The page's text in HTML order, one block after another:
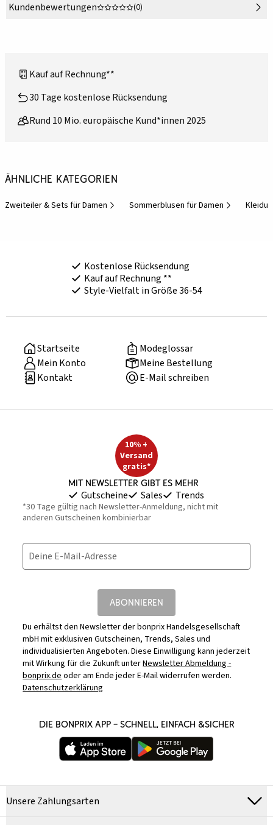
Kundenbewertungen
(0)
Kauf auf Rechnung**
30 Tage kostenlose Rücksendung
Rund 10 Mio. europäische Kund*innen 2025
Ähnliche Kategorien
Zweiteiler & Sets für Damen Sommerblusen für Damen
Kostenlose Rücksendung
Kauf auf Rechnung **
Style-Vielfalt in Größe 36-54
Startseite
Modeglossar
Mein Konto
Meine Bestellung
Kontakt
E-Mail schreiben
10% +
Versand
gratis*
Mit Newsletter gibt es mehr
Gutscheine Sales Trends
*30 Tage gültig nach Newsletter-Anmeldung, nicht mit
anderen Gutscheinen kombinierbar
Deine E-Mail-Adresse
ABONNIEREN
Du erhältst den Newsletter der bonprix Handelsgesellschaft
mbH mit exklusiven Gutscheinen, Trends, Sales und
individualisierten Angeboten. Diese Einwilligung kann jederzeit
mit Wirkung für die Zukunft unterNewsletter Abmeldung -
bonprix.deoder am Ende jeder E-Mail widerrufen werden.
Datenschutzerklärung
DIE BONPRIX APP – SCHNELL, EINFACH &SICHER
Unsere Zahlungsarten